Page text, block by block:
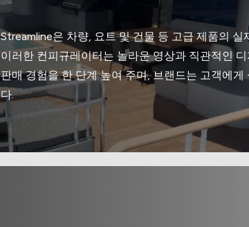
Streamline은 차량, 요트 및 건물 등 고급 제품의
이러한 컨피규레이터는 놀라운 영상과 직관적인
판매 경험을 한 단계 높여 주며, 브랜드는 고객에
다.